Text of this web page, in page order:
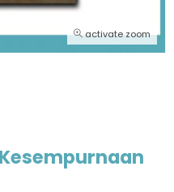
activate zoom